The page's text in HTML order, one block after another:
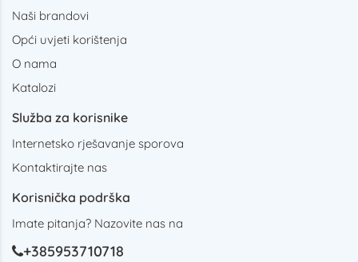
Naši brandovi
Opći uvjeti korištenja
O nama
Katalozi
Služba za korisnike
Internetsko rješavanje sporova
Kontaktirajte nas
Korisnička podrška
Imate pitanja? Nazovite nas na
+385953710718